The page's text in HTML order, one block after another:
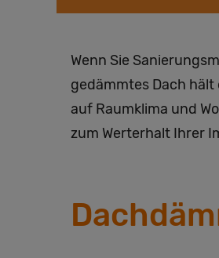
Wenn Sie
gedämmtes Dach hält
auf Raumklima und
zum Werterhalt Ihrer